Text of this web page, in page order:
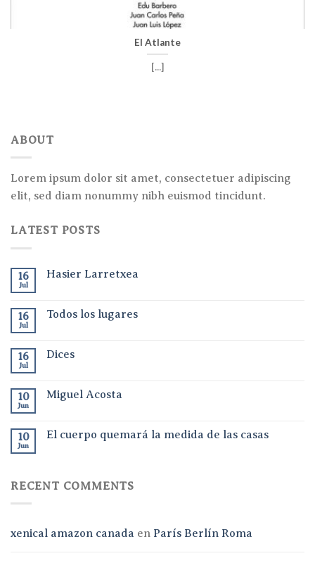
El Atlante
[...]
ABOUT
Lorem ipsum dolor sit amet, consectetuer adipiscing
elit, sed diam nonummy nibh euismod tincidunt.
LATEST POSTS
16
Jul
Hasier Larretxea
16
Jul
Todos los lugares
16
Jul
Dices
10
Jun
Miguel Acosta
10
Jun
El cuerpo quemará la medida de las casas
RECENT COMMENTS
xenical amazon canada en París Berlín Roma